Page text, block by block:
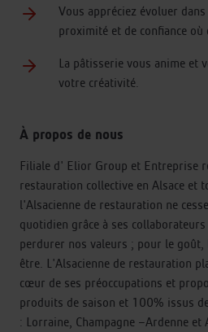
Vous appréciez évoluer
proximité et de confiance où
La pâtisserie vous anime et
votre créativité.
À propos de nous
Filiale d' Elior Group et Entreprise
restauration collective en Alsace et
l'Alsacienne de restauration ne
quotidien grâce à ses
perdurer nos valeurs ; pour le
être. L'Alsacienne de restauration
cœur de ses préoccupations et
produits de saison et 100% issus
: Lorraine, Champagne –Ardenne et